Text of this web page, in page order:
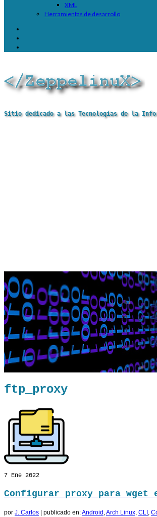
XML
Herramientas de desarrollo
Sitio dedicado a las Tecnologías de la
ftp_proxy
7 Ene 2022
Configurar proxy para wget
por J. Carlos publicado en:Android ,Arch Linux, CLI ,